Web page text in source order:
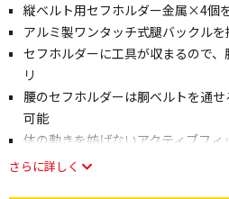
縦ベルト用セフホルダー金属×4個
アルミ製ワンタッチ式腿バックル
セフホルダーに工具が収まるので
リ
腰のセフホルダーは胴ベルトを通
可能
体の動きを妨げないアクティブフィ
さらに詳しく